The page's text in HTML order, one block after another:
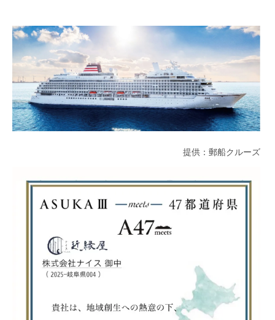
提供：郵船クルーズ